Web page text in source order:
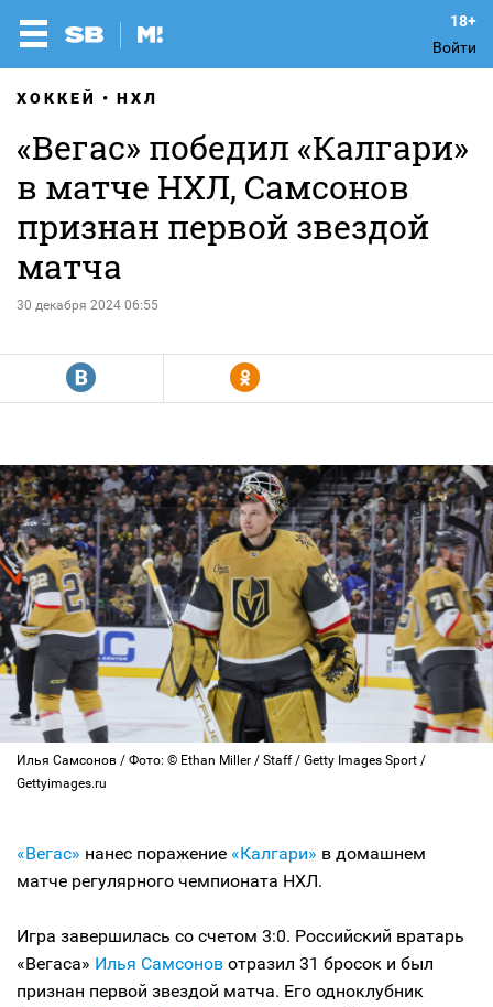
Войти
ХОККЕЙ НХЛ
«Вегас» победил «Калгари»
в матче НХЛ, Самсонов
признан первой звездой
матча
30 декабря 2024 06:55
R Y
Илья Самсонов / Фото: © Ethan Miller / Staff / Getty Images Sport /
Gettyimages.ru
«Вегас» нанес поражение «Калгари» в домашнем
матче регулярного чемпионата НХЛ.
Игра завершилась со счетом 3:0. Российский вратарь
«Вегаса» Илья Самсонов отразил 31 бросок и был
признан первой звездой матча. Его одноклубник